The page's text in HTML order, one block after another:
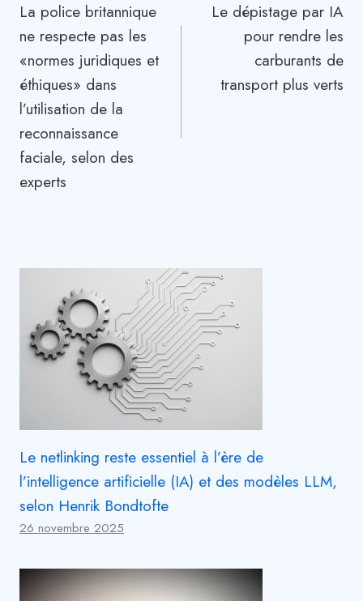
de
l’article
La police britannique
ne respecte pas les
«normes juridiques et
éthiques» dans
l’utilisation de la
reconnaissance
faciale, selon des
experts
Le dépistage par IA
pour rendre les
carburants de
transport plus verts
Le netlinking reste essentiel à l’ère de
l’intelligence artificielle (IA) et des modèles LLM,
selon Henrik Bondtofte
26 novembre 2025